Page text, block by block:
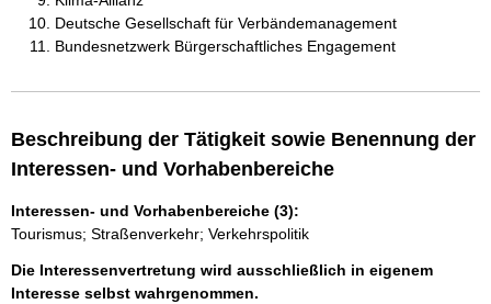
Deutsche Gesellschaft für Verbändemanagement
Bundesnetzwerk Bürgerschaftliches Engagement
Beschreibung der Tätigkeit sowie Benennung der
Interessen- und Vorhabenbereiche
Interessen- und Vorhabenbereiche (3):
Tourismus; Straßenverkehr; Verkehrspolitik
Die Interessenvertretung wird ausschließlich in eigenem
Interesse selbst wahrgenommen.